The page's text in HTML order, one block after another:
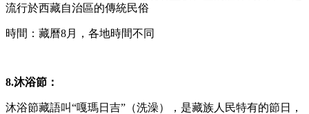
流行於西藏自治區的傳統民俗
時間：藏曆8月，各地時間不同
8.沐浴節：
沐浴節藏語叫“嘎瑪日吉”（洗澡），是藏族人民特有的節日，